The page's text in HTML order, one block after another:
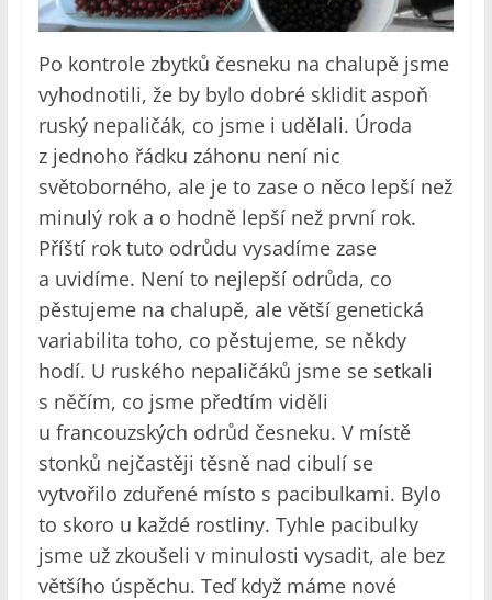
Po kontrole zbytků česneku na chalupě jsme
vyhodnotili, že by bylo dobré sklidit aspoň
ruský nepaličák, co jsme i udělali. Úroda
z jednoho řádku záhonu není nic
světoborného, ale je to zase o něco lepší než
minulý rok a o hodně lepší než první rok.
Příští rok tuto odrůdu vysadíme zase
a uvidíme. Není to nejlepší odrůda, co
pěstujeme na chalupě, ale větší genetická
variabilita toho, co pěstujeme, se někdy
hodí. U ruského nepaličáků jsme se setkali
s něčím, co jsme předtím viděli
u francouzských odrůd česneku. V místě
stonků nejčastěji těsně nad cibulí se
vytvořilo zduřené místo s pacibulkami. Bylo
to skoro u každé rostliny. Tyhle pacibulky
jsme už zkoušeli v minulosti vysadit, ale bez
většího úspěchu. Teď když máme nové